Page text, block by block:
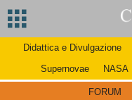
Didattica e Divulgazione
Supernovae
NASA
FORUM